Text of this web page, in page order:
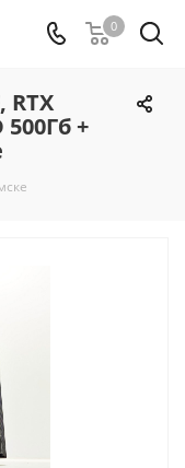
0
RTX
500Гб +